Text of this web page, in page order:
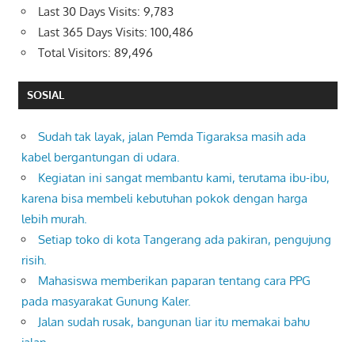
Last 30 Days Visits: 9,783
Last 365 Days Visits: 100,486
Total Visitors: 89,496
SOSIAL
Sudah tak layak, jalan Pemda Tigaraksa masih ada
kabel bergantungan di udara.
Kegiatan ini sangat membantu kami, terutama ibu-ibu,
karena bisa membeli kebutuhan pokok dengan harga
lebih murah.
Setiap toko di kota Tangerang ada pakiran, pengujung
risih.
Mahasiswa memberikan paparan tentang cara PPG
pada masyarakat Gunung Kaler.
Jalan sudah rusak, bangunan liar itu memakai bahu